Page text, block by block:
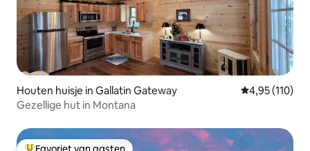
Houten huisje in Gallatin Gateway Gemiddelde
4,95 (110)
Gezellige hut in Montana